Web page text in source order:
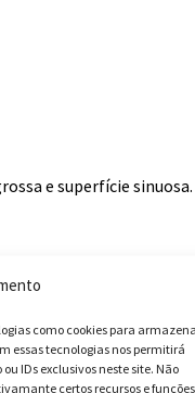
como cookies para
essas tecnologias nos permitirá
IDs exclusivos neste site. Não
certos recursos e
e superfície sinuosa.